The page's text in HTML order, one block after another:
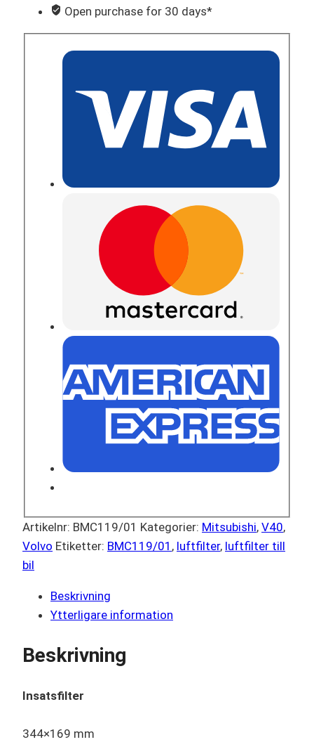
Open purchase for 30 days*
Artikelnr: BMC119/01 Kategorier: Mitsubishi, V40,
Volvo Etiketter: BMC119/01 , luftfilter, luftfilter till
bil
Beskrivning
Ytterligare information
Beskrivning
Insatsfilter
344×169 mm